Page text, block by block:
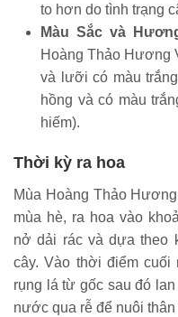
to hơn do tình trạng
Màu Sắc và
Hoàng Thảo Hương
và lưỡi có màu
hồng và có màu
hiếm).
Thời kỳ ra hoa
Mùa Hoàng Thảo
mùa hè, ra hoa vào
nở dải rác và dựa theo
cây. Vào thời điểm cuối
rụng lá từ gốc sau đó
nước qua rễ để nuôi